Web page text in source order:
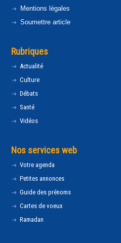
Mentions légales
Soumettre article
Rubriques
Actualité
Culture
Débats
Santé
Vidéos
Nos services web
Votre agenda
Petites annonces
Guide des prénoms
Cartes de voeux
Ramadan